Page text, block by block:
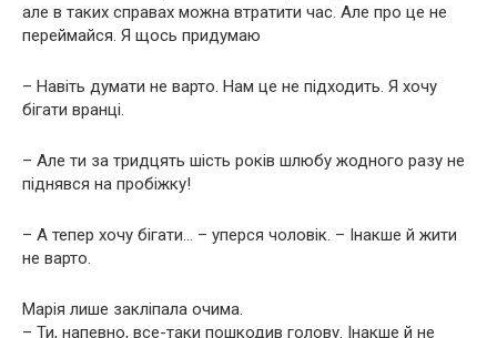
але в таких справах можна втратити час. Але про це не
переймайся. Я щось придумаю
– Навіть думати не варто. Нам це не підходить. Я хочу
бігати вранці.
– Але ти за тридцять шість років шлюбу жодного разу не
піднявся на пробіжку!
– А тепер хочу бігати… – уперся чоловік. – Інакше й жити
не варто.
Марія лише закліпала очима.
– Ти, напевно, все-таки пошкодив голову. Інакше й не